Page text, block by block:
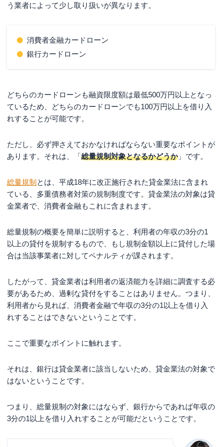
う業者によって少し取り扱いが異なります。
消費者金融カードローン
銀行カードローン
どちらのカードローンも融資限度額は最低500万円以上となっ
ているため、どちらのカードローンでも100万円以上を借り入
れすることが可能です。
ただし、必ず押さえておかなければならない重要なポイントが
あります。それは、「総量規制対象となるかどうか」です。
総量規制 とは、平成18年に改正施行された貸金業法に含まれ
ている、多重債務者対策の規制制度です。貸金業法の対象は貸
金業者で、消費者金融もこれに含まれます。
総量規制の概要を簡単に説明すると、利用者の年収の3分の1
以上の貸付を規制するもので、もし規制金額以上に貸付した場
合は当該事業者に対してペナルティが課されます。
したがって、貸金業者は利用者の返済能力を詳細に調査する必
要があるため、過剰な貸付をすることはありません。つまり、
利用者から見れば、消費者金融で年収の3分の1以上を借り入
れすることはできないということです。
ここで重要なポイントに触れます。
それは、銀行は貸金業者に該当しないため、貸金業法の対象で
はないということです。
つまり、総量規制の対象にはならず、銀行からであれば年収の
3分の1以上を借り入れすることが可能だということです。